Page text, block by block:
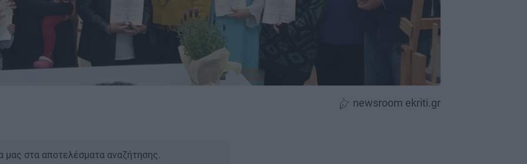
newsroom ekriti.gr
μας στα αποτελέσματα αναζήτησης.